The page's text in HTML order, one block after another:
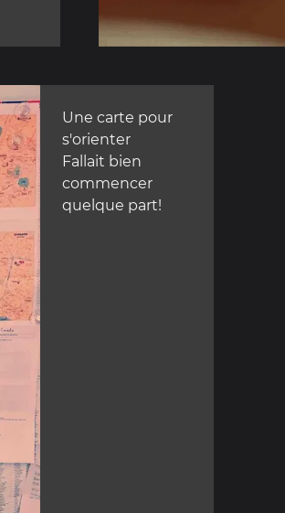
Une carte pour
s'orienter
Fallait bien
commencer
quelque part!